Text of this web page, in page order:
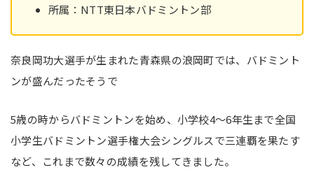
所属：NTT東日本バドミントン部
奈良岡功大選手が生まれた青森県の浪岡町では、バドミント
ンが盛んだったそうで
5歳の時からバドミントンを始め、小学校4～6年生まで全国
小学生バドミントン選手権大会シングルスで三連覇を果たす
など、これまで数々の成績を残してきました。